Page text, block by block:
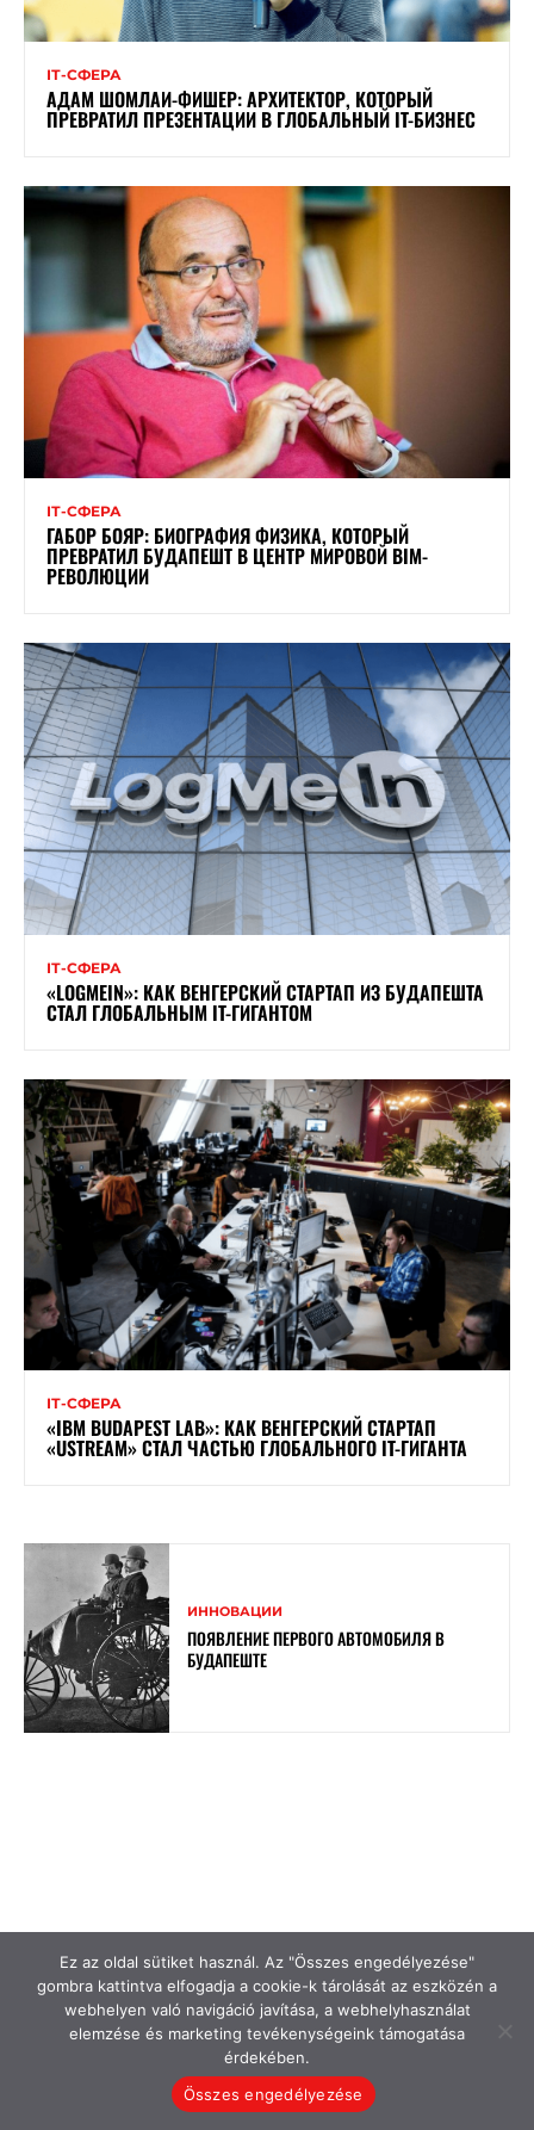
ІТ-СФЕРА
АДАМ ШОМЛАИ-ФИШЕР: АРХИТЕКТОР, КОТОРЫЙ
ПРЕВРАТИЛ ПРЕЗЕНТАЦИИ В ГЛОБАЛЬНЫЙ IT-БИЗНЕС
ІТ-СФЕРА
ГАБОР БОЯР: БИОГРАФИЯ ФИЗИКА, КОТОРЫЙ
ПРЕВРАТИЛ БУДАПЕШТ В ЦЕНТР МИРОВОЙ BIM-
РЕВОЛЮЦИИ
ІТ-СФЕРА
«LOGMEIN»: КАК ВЕНГЕРСКИЙ СТАРТАП ИЗ БУДАПЕШТА
СТАЛ ГЛОБАЛЬНЫМ IT-ГИГАНТОМ
ІТ-СФЕРА
«IBM BUDAPEST LAB»: КАК ВЕНГЕРСКИЙ СТАРТАП
«USTREAM» СТАЛ ЧАСТЬЮ ГЛОБАЛЬНОГО IT-ГИГАНТА
ИННОВАЦИИ
ПОЯВЛЕНИЕ ПЕРВОГО АВТОМОБИЛЯ В
БУДАПЕШТЕ
Ez az oldal sütiket használ. Az "Összes engedélyezése"
gombra kattintva elfogadja a cookie-k tárolását az eszközén a
webhelyen való navigáció javítása, a webhelyhasználat
elemzése és marketing tevékenységeink támogatása
érdekében.
Összes engedélyezése